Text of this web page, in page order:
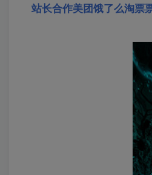
站长合作美团饿了么淘票